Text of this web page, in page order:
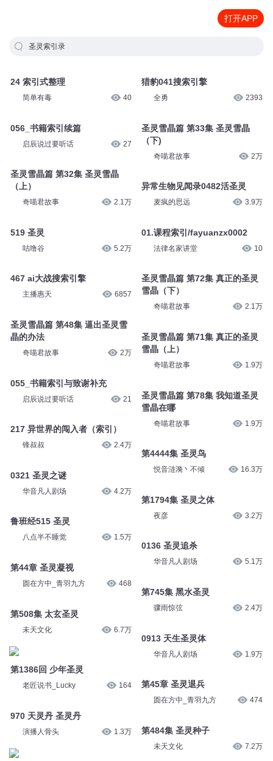
打开APP
圣灵索引录
24 索引式整理
简单有毒 40
056_书籍索引续篇
启辰说过要听话 27
圣灵雪晶篇 第32集 圣灵雪晶
（上）
奇喵君故事 2.1万
519 圣灵
咕噜谷 5.2万
467 ai大战搜索引擎
主播惠天 6857
圣灵雪晶篇 第48集 逼出圣灵雪
晶的办法
奇喵君故事 2万
055_书籍索引与致谢补充
启辰说过要听话 21
217 异世界的闯入者（索引）
锋叔叔 2.4万
0321 圣灵之谜
华音凡人剧场 4.2万
鲁班经515 圣灵
八点半不睡觉 1.5万
第44章 圣灵凝视
圆在方中_青羽九方 468
第508集 太玄圣灵
未天文化 6.7万
第1386回 少年圣灵
老匠说书_Lucky 164
970 天灵丹 圣灵丹
演播人骨头 1.3万
猎豹041搜索引擎
全勇 2393
圣灵雪晶篇 第33集 圣灵雪晶
（下)
奇喵君故事 2万
异常生物见闻录0482活圣灵
麦疯的思远 3.9万
01.课程索引/fayuanzx0002
法律名家讲堂 10
圣灵雪晶篇 第72集 真正的圣灵
雪晶（下）
奇喵君故事 2.1万
圣灵雪晶篇 第71集 真正的圣灵
雪晶（上）
奇喵君故事 1.9万
圣灵雪晶篇 第78集 我知道圣灵
雪晶在哪
奇喵君故事 1.9万
第4444集 圣灵鸟
悦音涟漪丶不倾 16.3万
第1794集 圣灵之体
夜彦 3.2万
0136 圣灵追杀
华音凡人剧场 5.1万
第745集 黑水圣灵
骤雨惊弦 2.4万
0913 天生圣灵体
华音凡人剧场 1.9万
第45章 圣灵退兵
圆在方中_青羽九方 474
第484集 圣灵种子
未天文化 7.2万